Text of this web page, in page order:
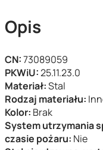
Opis
CN:73089059
PKWiU:25.11.23.0
Materiał:Stal
Rodzaj materiału:
Kolor: Brak
System utrzymania
czasie pożaru: Nie